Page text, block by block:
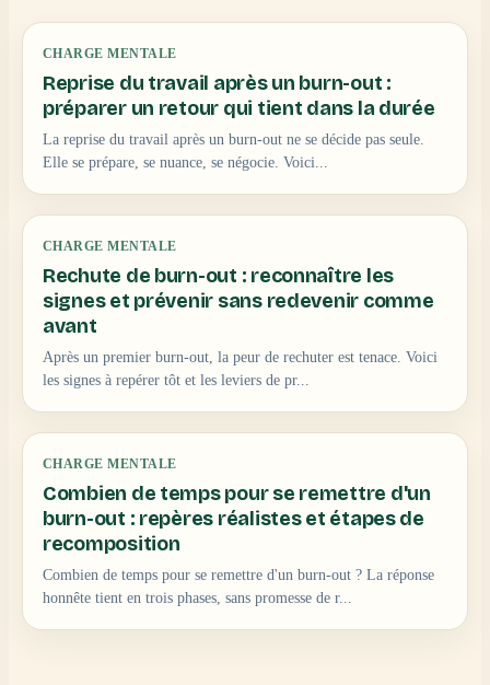
CHARGE MENTALE
Reprise du travail après un burn-out :
préparer un retour qui tient dans la durée
La reprise du travail après un burn-out ne se décide pas seule.
Elle se prépare, se nuance, se négocie. Voici...
CHARGE MENTALE
Rechute de burn-out : reconnaître les
signes et prévenir sans redevenir comme
avant
Après un premier burn-out, la peur de rechuter est tenace. Voici
les signes à repérer tôt et les leviers de pr...
CHARGE MENTALE
Combien de temps pour se remettre d'un
burn-out : repères réalistes et étapes de
recomposition
Combien de temps pour se remettre d'un burn-out ? La réponse
honnête tient en trois phases, sans promesse de r...